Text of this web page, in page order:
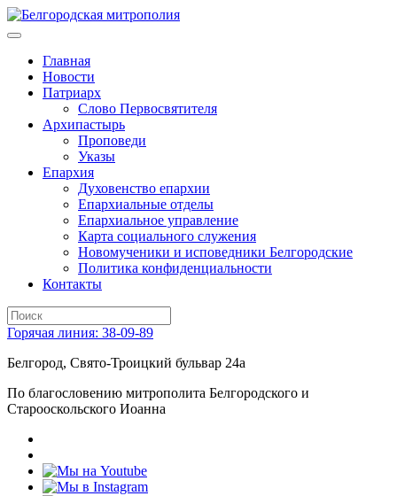
Главная
Новости
Патриарх
Слово Первосвятителя
Архипастырь
Проповеди
Указы
Епархия
Духовенство епархии
Епархиальные отделы
Епархиальное управление
Карта социального служения
Новомученики и исповедники Белгородские
Политика конфиденциальности
Контакты
Горячая линия: 38-09-89
Белгород, Свято-Троицкий бульвар 24а
По благословению митрополита Белгородского и
Старооскольского Иоанна